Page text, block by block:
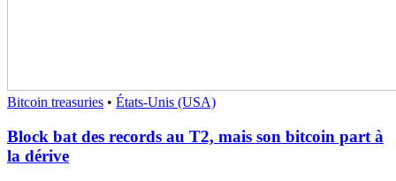
Bitcoin treasuries • États-Unis (USA)
Block bat des records au T2, mais son bitcoin part à
la dérive